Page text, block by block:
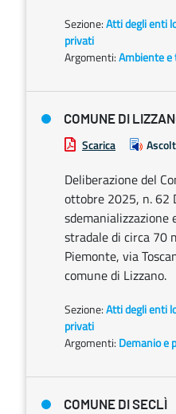
Sezione:Atti degli enti
privati
Argomenti:Ambiente
COMUNE DI
Scarica
Deliberazione del
ottobre 2025, n. 62
stradale di circa 70
Piemonte, via
comune di Lizzano.
Sezione:Atti degli enti
privati
Argomenti: Demanio e
COMUNE DI SECLÌ